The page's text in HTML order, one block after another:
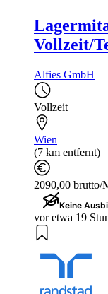
Vollzeit/
Alfies GmbH
Vollzeit
Wien
(7 km entfernt)
2090,00 brutto/
Keine
vor etwa 19